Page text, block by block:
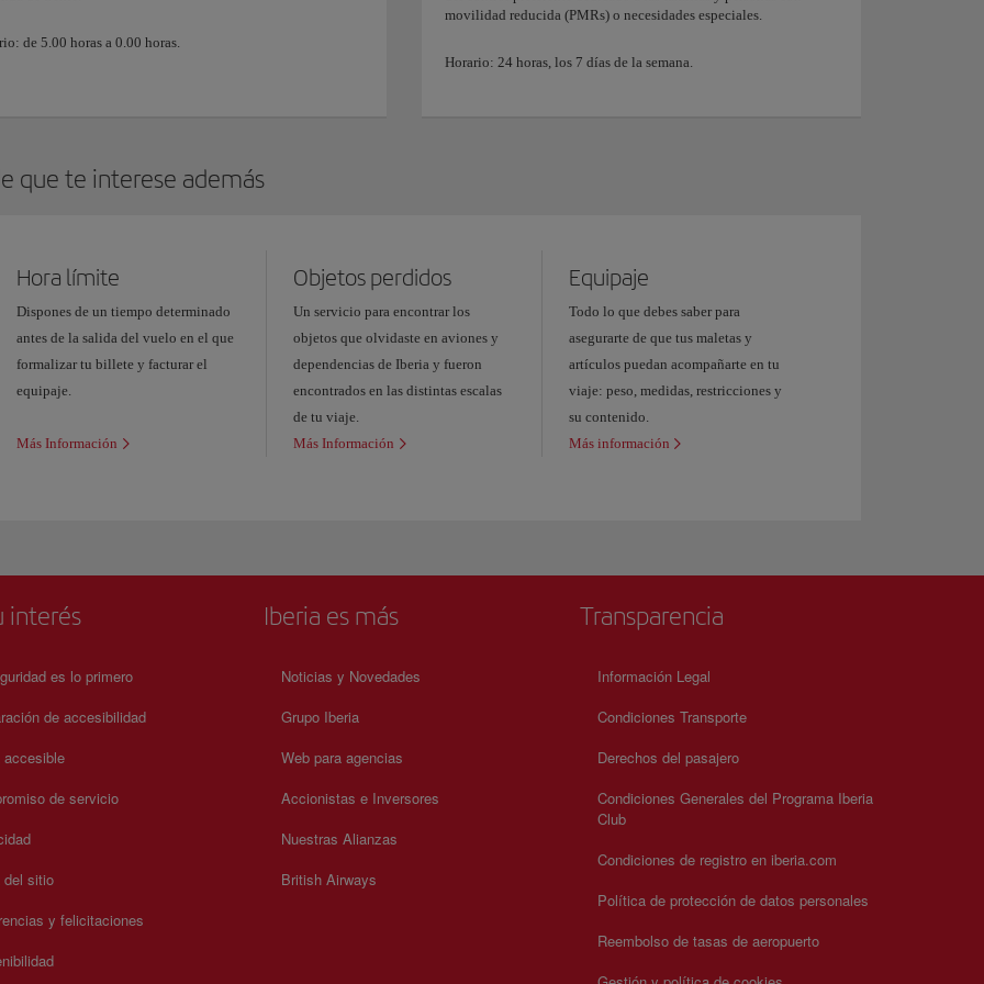
de 5.00 horas a 0.00 horas.
movilidad reducida (PMRs) o necesidades especiales.
Horario: 24 horas, los 7 días de la semana.
que te interese además
Hora límite
Dispones de un tiempo determinado
antes de la salida del vuelo en el que
formalizar tu billete y facturar el
equipaje.
Más Información
Objetos perdidos
Un servicio para encontrar los
objetos que olvidaste en aviones y
dependencias de Iberia y fueron
encontrados en las distintas escalas
de tu viaje.
Más Información
Equipaje
Todo lo que debes saber para
asegurarte de que tus maletas y
artículos puedan acompañarte en tu
viaje: peso, medidas, restricciones y
su contenido.
Más información
interés
es lo primero
de accesibilidad
accesible
de servicio
del sitio
y felicitaciones
Iberia es más
Noticias y Novedades
Grupo Iberia
Web para agencias
Accionistas e Inversores
Nuestras Alianzas
British Airways
Transparencia
Información Legal
Condiciones Transporte
Derechos del pasajero
Condiciones Generales del Programa Iberia
Club
Condiciones de registro en iberia.com
Política de protección de datos personales
Reembolso de tasas de aeropuerto